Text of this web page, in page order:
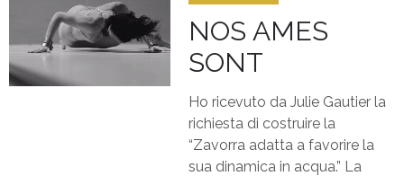
NOS AMES
SONT
Ho ricevuto da Julie Gautier la
richiesta di costruire la
“Zavorra adatta a favorire la
sua dinamica in acqua.” La